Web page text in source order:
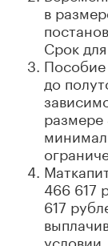
в
Срок
до
размере
466 617
617